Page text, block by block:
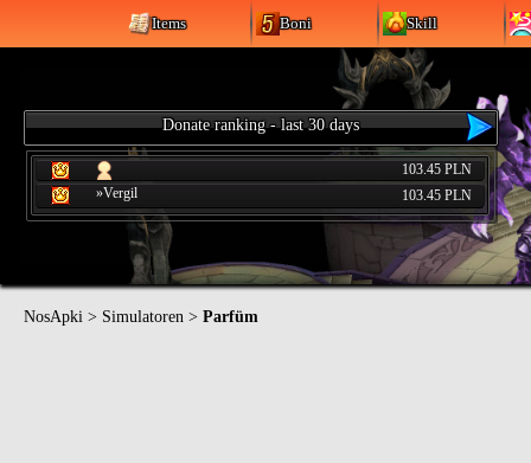
Items Boni Skill
Donate ranking - last 30 days
103.45 PLN
»Vergil
103.45 PLN
NosApki > Simulatoren > Parfüm